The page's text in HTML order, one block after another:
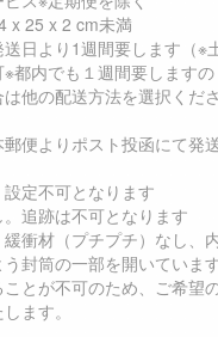
x 25 x 2 cm未満
送日より1週間要します（※
都内でも１週間要しますの
他の配送方法を選択くださ
郵便よりポスト投函にて発
設定不可となります
。追跡は不可となります
緩衝材（プチプチ）なし、
封筒の一部を開いています
とが不可のため、ご希望
ます。